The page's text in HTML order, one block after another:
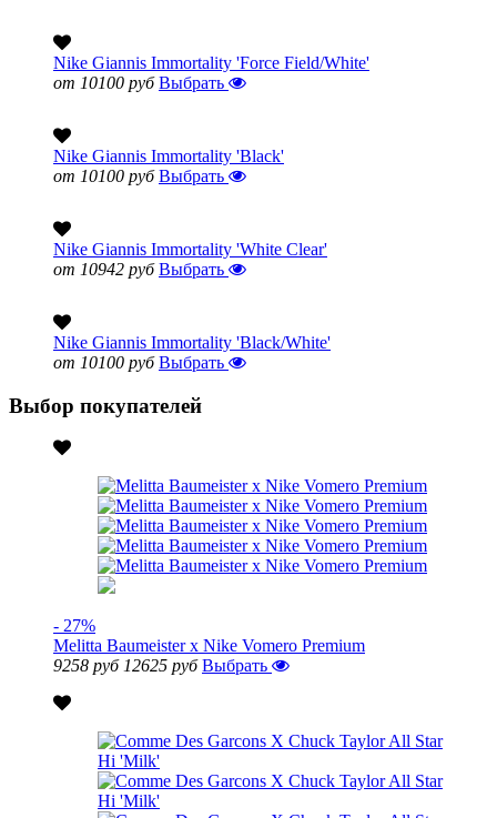
Nike Giannis Immortality 'Force Field/White'
от 10100 руб Выбрать
Nike Giannis Immortality 'Black'
от 10100 руб Выбрать
Nike Giannis Immortality 'White Clear'
от 10942 руб Выбрать
Nike Giannis Immortality 'Black/White'
от 10100 руб Выбрать
Выбор покупателей
- 27%
Melitta Baumeister x Nike Vomero Premium
9258 руб 12625 руб Выбрать